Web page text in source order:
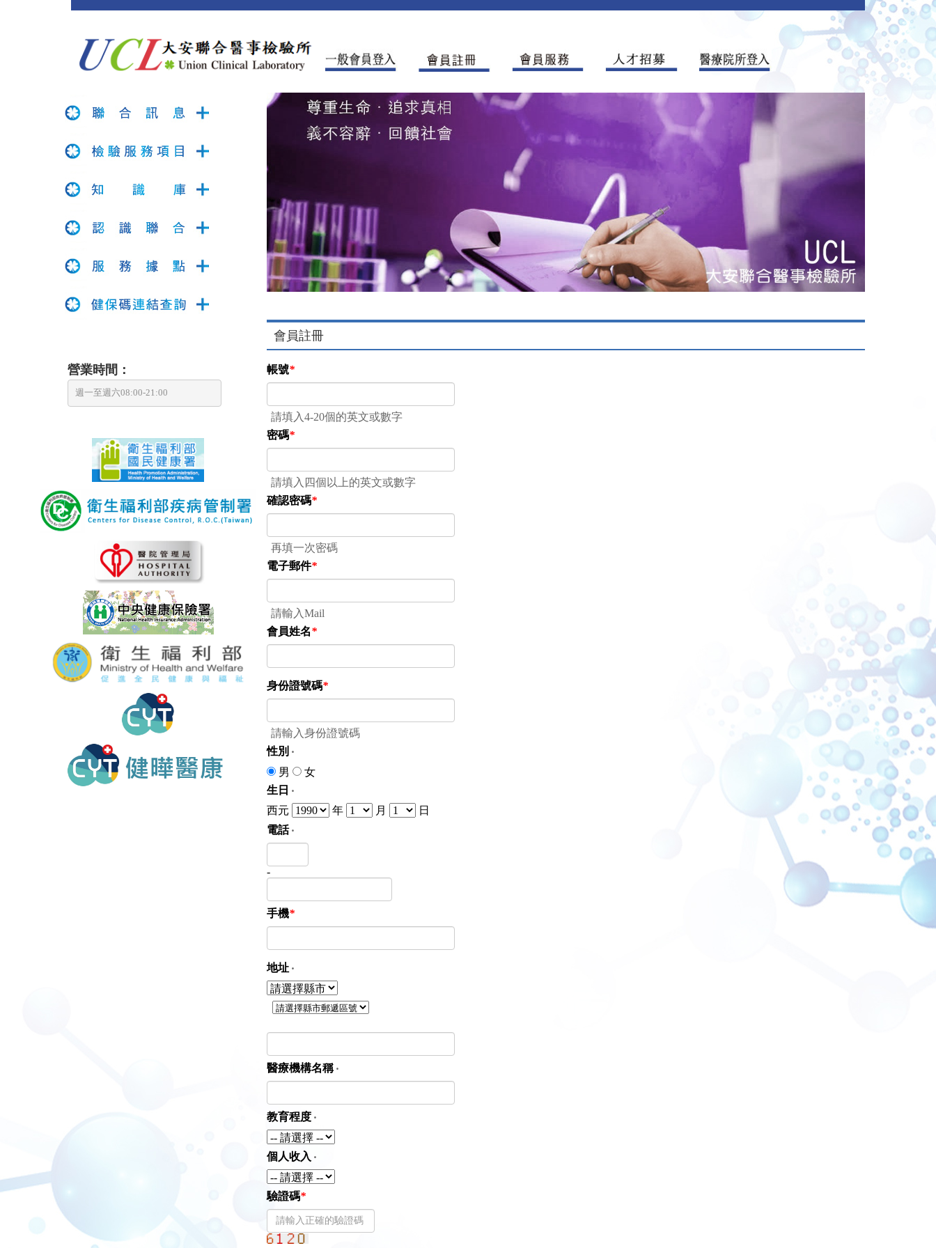
營業時間：
週一至週六08:00-21:00
會員註冊
帳號*
請填入4-20個的英文或數字
密碼*
請填入四個以上的英文或數字
確認密碼*
再填一次密碼
電子郵件*
請輸入Mail
會員姓名*
身份證號碼*
請輸入身份證號碼
性別 ‧
男
女
生日 ‧
西元
年 月
日
電話 ‧
-
手機*
地址 ‧
醫療機構名稱 ‧
教育程度 ‧
個人收入 ‧
驗證碼*